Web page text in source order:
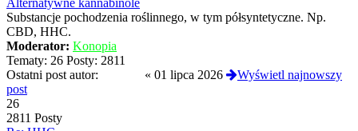
Substancje pochodzenia roślinnego, w tym półsyntetyczne. Np.
CBD, HHC.
Moderator: Konopia
Tematy: 26 Posty: 2811
Ostatni post autor:
« 01 lipca 2026
Wyświetl najnowszy
post
26
2811 Posty